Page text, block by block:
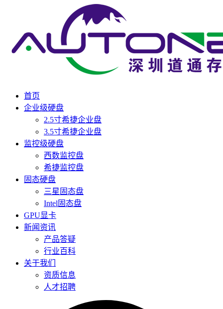
首页
企业级硬盘
2.5寸希捷企业盘
3.5寸希捷企业盘
监控级硬盘
西数监控盘
希捷监控盘
固态硬盘
三星固态盘
Intel固态盘
GPU显卡
新闻资讯
产品答疑
行业百科
关于我们
资质信息
人才招聘